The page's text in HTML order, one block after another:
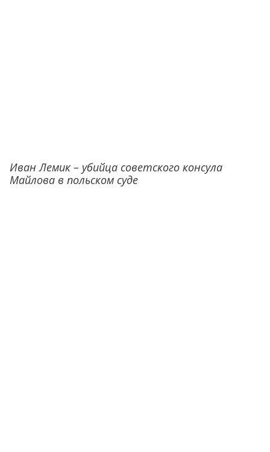
Иван Лемик – убийца советского консула
Майлова в польском суде